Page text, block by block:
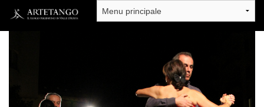
Salta al contenuto principale